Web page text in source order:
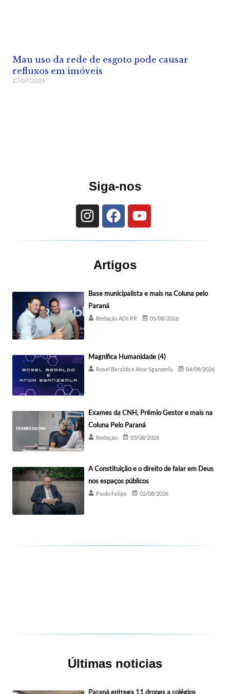
Mau uso da rede de esgoto pode causar
refluxos em imóveis
27/07/2026
Siga-nos
Artigos
Base municipalista e mais na Coluna pelo
Paraná
Redação ADI-PR 05/08/2026
Magnífica Humanidade (4)
Rosel Beraldo e Anor Sganzerla 04/08/2026
Exames da CNH, Prêmio Gestor e mais na
Coluna Pelo Paraná
Redação 03/08/2026
A Constituição e o direito de falar em Deus
nos espaços públicos
Paulo Felipe 02/08/2026
Últimas noticias
Paraná entrega 11 drones a colégios